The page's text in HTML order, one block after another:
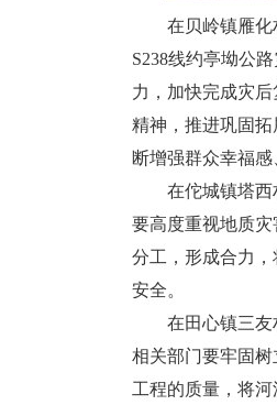
在贝岭镇雁化村
S238线约亭坳公
力，加快完成灾
精神，推进巩固
断增强群众幸福感
在佗城镇塔西村
要高度重视地质
分工，形成合力
安全。
在田心镇三友村
相关部门要牢固
工程的质量，将